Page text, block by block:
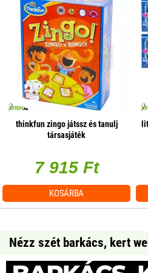
thinkfun zingo játssz és tanulj
társasjáték
7 915 Ft
KOSÁRBA
Nézz szét barkács, kert